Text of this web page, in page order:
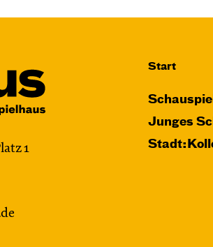
1
Start
Schauspiel
Junges